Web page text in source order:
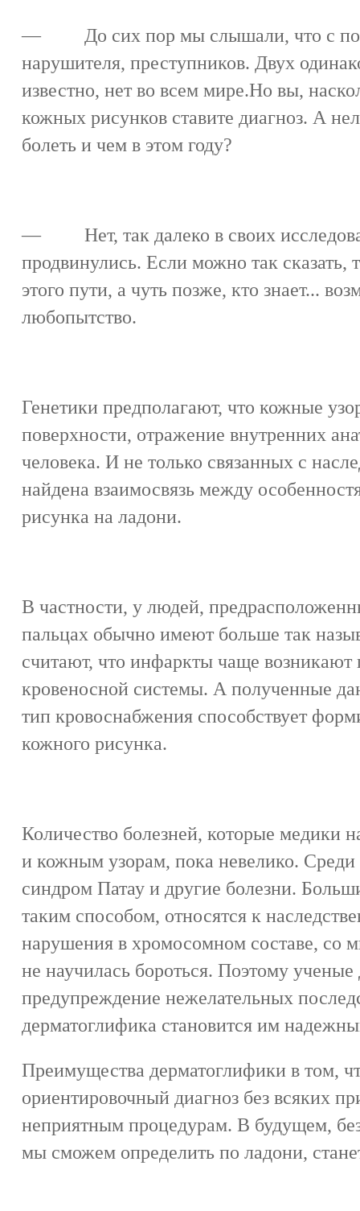
— До сих пор мы слышали, что с
нарушителя, преступников. Двух
известно, нет во всем мире.Но вы,
кожных рисунков ставите диагноз. А
болеть и чем в этом году?
— Нет, так далеко в своих
продвинулись. Если можно так сказать,
этого пути, а чуть позже, кто знает...
любопытство.
Генетики предполагают, что кожные
поверхности, отражение внутренних
человека. И не только связанных с
найдена взаимосвязь между
рисунка на ладони.
В частности, у людей,
пальцах обычно имеют больше так
считают, что инфаркты чаще
кровеносной системы. А полученные
тип кровоснабжения способствует
кожного рисунка.
Количество болезней, которые медики
и кожным узорам, пока невелико.
синдром Патау и другие болезни.
таким способом, относятся к
нарушения в хромосомном составе, со
не научилась бороться. Поэтому
предупреждение нежелательных
дерматоглифика становится им
Преимущества дерматоглифики в том,
ориентировочный диагноз без всяких
неприятным процедурам. В будущем,
мы сможем определить по ладони,